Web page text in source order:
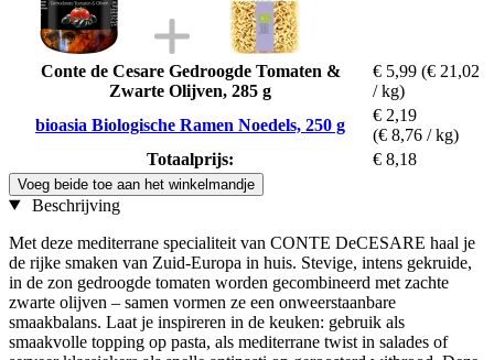
Conte de Cesare Gedroogde Tomaten &
Zwarte Olijven, 285 g
€ 5,99 (€ 21,02
/ kg)
bioasia Biologische Ramen Noedels, 250 g
€ 2,19
(€ 8,76 / kg)
Totaalprijs:
€ 8,18
Voeg beide toe aan het winkelmandje
Beschrijving
Met deze mediterrane specialiteit van CONTE DeCESARE haal je
de rijke smaken van Zuid-Europa in huis. Stevige, intens gekruide,
in de zon gedroogde tomaten worden gecombineerd met zachte
zwarte olijven – samen vormen ze een onweerstaanbare
smaakbalans. Laat je inspireren in de keuken: gebruik als
smaakvolle topping op pasta, als mediterrane twist in salades of